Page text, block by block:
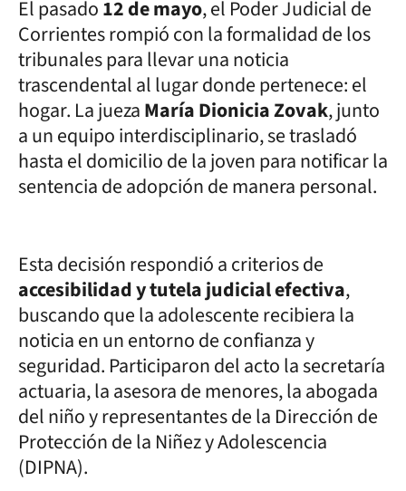
El pasado12 de mayo, el Poder Judicial de
Corrientes rompió con la formalidad de los
tribunales para llevar una noticia
trascendental al lugar donde pertenece: el
hogar. La juezaMaría Dionicia Zovak, junto
a un equipo interdisciplinario, se trasladó
hasta el domicilio de la joven para notificar la
sentencia de adopción de manera personal.
Esta decisión respondió a criterios de
accesibilidad y tutela judicial efectiva,
buscando que la adolescente recibiera la
noticia en un entorno de confianza y
seguridad. Participaron del acto la secretaría
actuaria, la asesora de menores, la abogada
del niño y representantes de la Dirección de
Protección de la Niñez y Adolescencia
(DIPNA).